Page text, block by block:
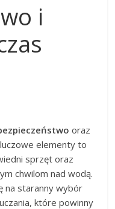
i
oraz
elementy to
sprzęt oraz
chwilom nad wodą.
na staranny wybór
które powinny